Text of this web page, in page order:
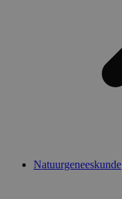
Natuurgeneeskunde